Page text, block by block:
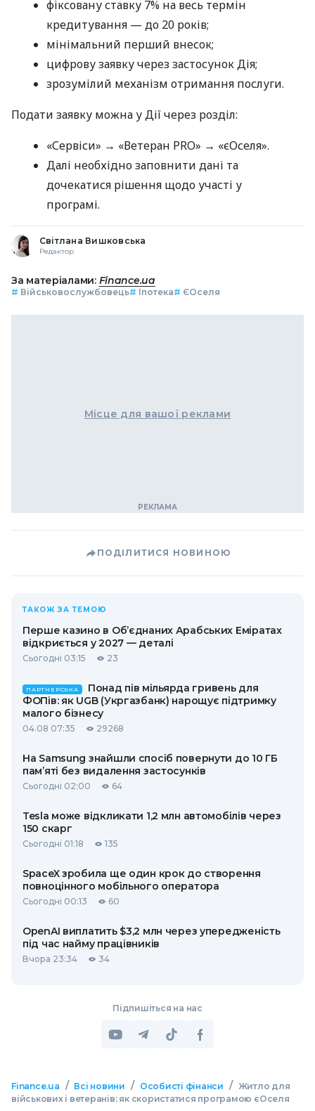
фіксовану ставку 7% на весь термін
кредитування — до 20 років;
мінімальний перший внесок;
цифрову заявку через застосунок Дія;
зрозумілий механізм отримання послуги.
Подати заявку можна у Дії через розділ:
«Сервіси» → «Ветеран PRO» → «єОселя».
Далі необхідно заповнити дані та
дочекатися рішення щодо участі у
програмі.
Світлана Вишковська
Редактор
За матеріалами: Finance.ua
# Військовослужбовець# Іпотека# ЄОселя
Місце для вашої реклами
ПОДІЛИТИСЯ НОВИНОЮ
ТАКОЖ ЗА ТЕМОЮ
Перше казино в Об’єднаних Арабських Еміратах
відкриється у 2027 — деталі
Сьогодні 03:15 23
ПАРТНЕРСЬКА
Понад пів мільярда гривень для
ФОПів: як UGB (Укргазбанк) нарощує підтримку
малого бізнесу
04.08 07:35 29268
На Samsung знайшли спосіб повернути до 10 ГБ
пам’яті без видалення застосунків
Сьогодні 02:00 64
Tesla може відкликати 1,2 млн автомобілів через
150 скарг
Сьогодні 01:18 135
SpaceX зробила ще один крок до створення
повноцінного мобільного оператора
Сьогодні 00:13 60
OpenAI виплатить $3,2 млн через упередженість
під час найму працівників
Вчора 23:34 34
Підпишіться на нас
Finance.ua / Всі новини / Особисті фінанси /
Житло для
військових і ветеранів: як скористатися програмою єОселя